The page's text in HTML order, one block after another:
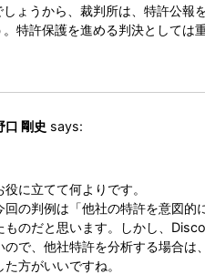
しょうから、裁判所は、特許公報
。特許保護を進める判決としては
口 剛史 says:
役に立てて何よりです。
回の判例は「他社の特許を意図的
ものだと思います。しかし、
ので、他社特許を分析する場合
た方がいいですね。